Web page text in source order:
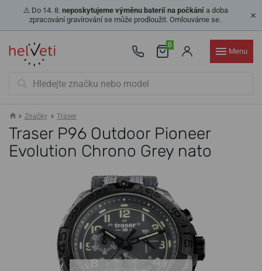
⚠️ Do 14. 8. neposkytujeme výměnu baterií na počkánía doba
zpracování gravírování se může prodloužit. Omlouváme se.
0
Menu
Značky Traser
Traser P96 Outdoor Pioneer
Evolution Chrono Grey nato